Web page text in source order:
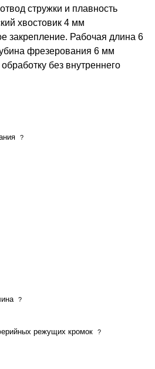
стружки и плавность
хвостовик 4 мм
закрепление. Рабочая длина 6
фрезерования 6 мм
без внутреннего
?
?
режущих кромок ?